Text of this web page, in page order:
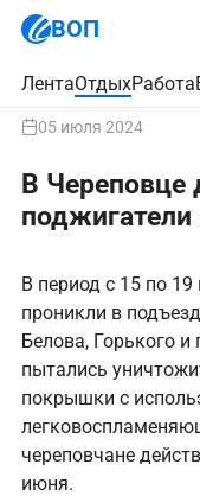
ВОП
ЛентаОтдыхРабота
05 июля 2024
В Череповце
поджигатели
В период с 15 по
проникли в
Белова, Горького
пытались
покрышки с
череповчане
июня.